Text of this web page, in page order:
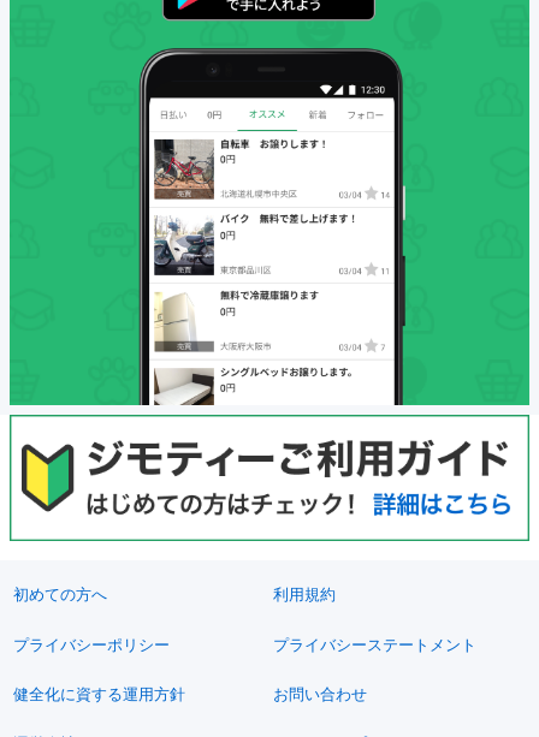
初めての方へ 利用規約
プライバシーポリシー プライバシーステートメント
健全化に資する運用方針 お問い合わせ